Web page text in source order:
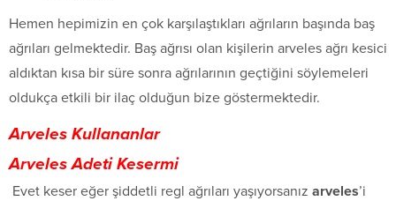
Hemen hepimizin en çok karşılaştıkları ağrıların başında baş
ağrıları gelmektedir. Baş ağrısı olan kişilerin arveles ağrı kesici
aldıktan kısa bir süre sonra ağrılarının geçtiğini söylemeleri
oldukça etkili bir ilaç olduğun bize göstermektedir.
Arveles Kullananlar
Arveles Adeti Kesermi
Evet keser eğer şiddetli regl ağrıları yaşıyorsanız arveles’i